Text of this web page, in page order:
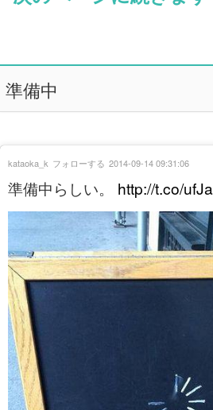
準備中
準備中らしい。 http://t.co/
kataoka_k フォローする 2014-09-14 09:31:06